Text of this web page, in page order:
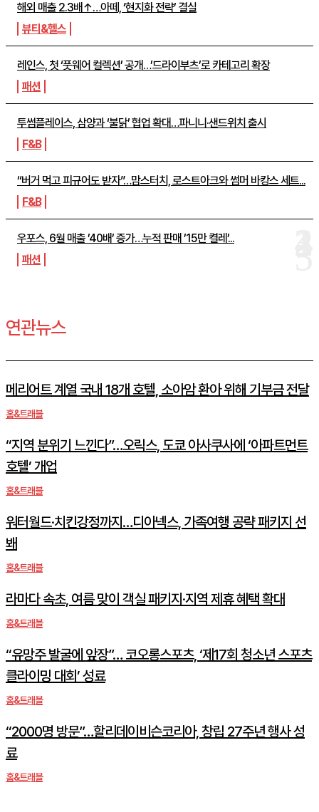
해외 매출 2.3배↑…아떼, ‘현지화 전략’ 결실
뷰티&헬스
레인스, 첫 ‘풋웨어 컬렉션’ 공개…’드라이부츠’로 카테고리 확장
패션
투썸플레이스, 삼양과 ‘불닭’ 협업 확대…파니니·샌드위치 출시
F&B
“버거 먹고 피규어도 받자”…맘스터치, 로스트아크와 썸머 바캉스 세트...
F&B
우포스, 6월 매출 ’40배’ 증가…누적 판매 ’15만 켤레’...
패션
연관뉴스
메리어트 계열 국내 18개 호텔, 소아암 환아 위해 기부금 전달
홈&트래블
“지역 분위기 느낀다”…오릭스, 도쿄 아사쿠사에 ‘아파트먼트
호텔’ 개업
홈&트래블
워터월드·치킨강정까지…디아넥스, 가족여행 공략 패키지 선
봬
홈&트래블
라마다 속초, 여름 맞이 객실 패키지·지역 제휴 혜택 확대
홈&트래블
“유망주 발굴에 앞장”… 코오롱스포츠, ‘제17회 청소년 스포츠
클라이밍 대회’ 성료
홈&트래블
“2000명 방문”…할리데이비슨코리아, 창립 27주년 행사 성
료
홈&트래블